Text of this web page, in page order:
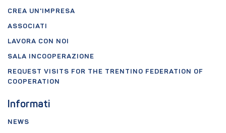
CREA UN'IMPRESA
ASSOCIATI
LAVORA CON NOI
SALA INCOOPERAZIONE
REQUEST VISITS FOR THE TRENTINO FEDERATION OF
COOPERATION
Informati
NEWS